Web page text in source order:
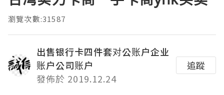
瀏覽次數:31587
出售银行卡四件套对公账户企业
账户公司账户
發佈於 2019.12.24
追蹤